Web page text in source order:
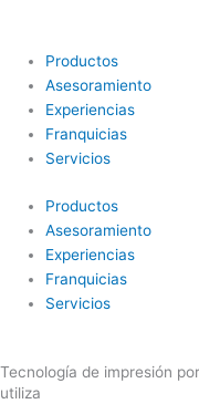
contenidoProductos
Asesoramiento
Experiencias
Franquicias
Servicios
Productos
Asesoramiento
Experiencias
Franquicias
Servicios
Tecnología de impresión
utiliza